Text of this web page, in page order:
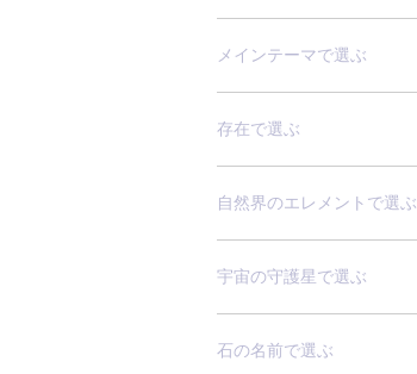
メインテーマで選ぶ
存在で選ぶ
自然界のエレメントで選ぶ
宇宙の守護星で選ぶ
石の名前で選ぶ